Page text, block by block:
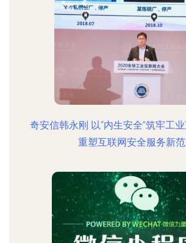
奇安信韩永刚 以“内生安全”筑牢工
重塑互联网安全服务新